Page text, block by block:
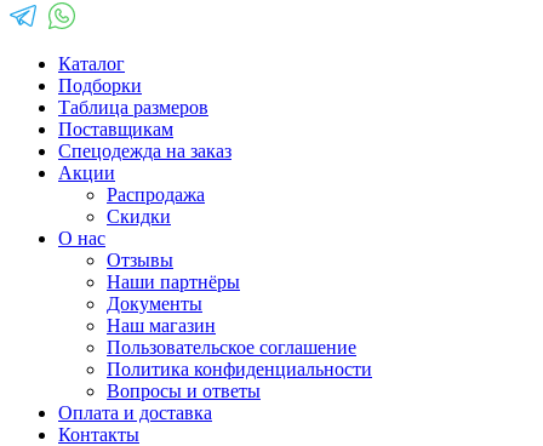
Каталог
Подборки
Таблица размеров
Поставщикам
Спецодежда на заказ
Акции
Распродажа
Скидки
О нас
Отзывы
Наши партнёры
Документы
Наш магазин
Пользовательское соглашение
Политика конфиденциальности
Вопросы и ответы
Оплата и доставка
Контакты